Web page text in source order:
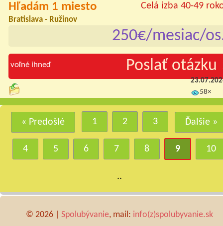
Celá izba 40-49
Hľadám 1 miesto
Bratislava - Ružinov
250€/mesiac/
voľné ihneď Poslať otázku
58×
Ďalšie »
« Predošlé 1 2 3
4 5 6 7 8 9 10
..
© 2026 | Spolubývanie, mail: info(z)spolubyvanie.sk